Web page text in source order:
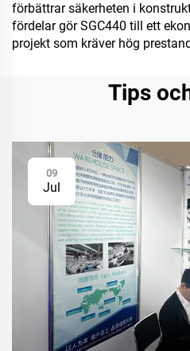
förbättrar säkerheten i
fördelar gör SGC440 till ett
projekt som kräver hög
Tips
09
Jul